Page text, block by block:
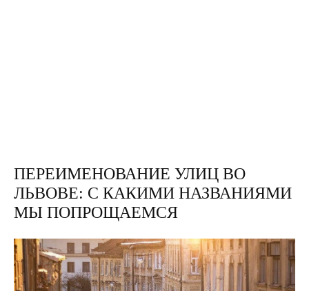
ПЕРЕИМЕНОВАНИЕ УЛИЦ ВО
ЛЬВОВЕ: С КАКИМИ НАЗВАНИЯМИ
МЫ ПОПРОЩАЕМСЯ